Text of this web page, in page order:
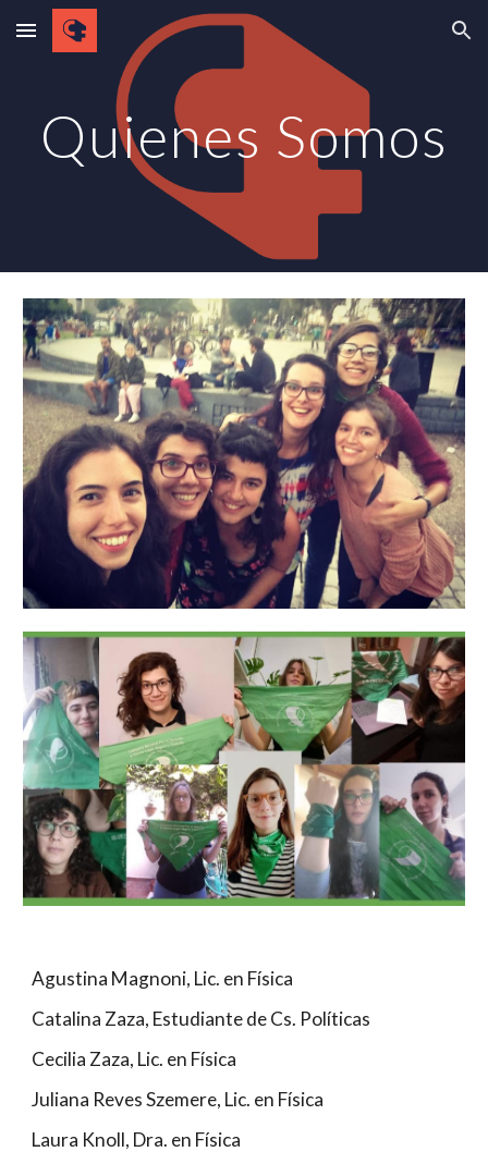
Skip to main content Skip to navigation
Quienes Somos
Agustina Magnoni, Lic. en Física
Catalina Zaza, Estudiante de Cs. Políticas
Cecilia Zaza, Lic. en Física
Juliana Reves Szemere, Lic. en Física
Laura Knoll, Dra. en Física